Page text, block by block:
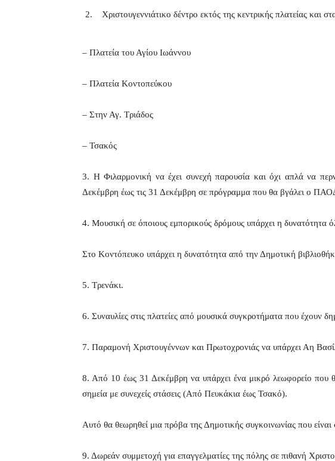
Χριστουγεννιάτικο δέντρο εκτός της κεντρικής πλατείας και
– Πλατεία του Αγίου Ιωάννου
– Πλατεία Κοντοπεύκου
– Στην Αγ. Τριάδος
– Τσακός
3. Η Φιλαρμονική να έχει συνεχή παρουσία και όχι απλά να
Δεκέμβρη έως τις 31 Δεκέμβρη σε πρόγραμμα που θα βγάλει ο
4. Μουσική σε όποιους εμπορικούς δρόμους υπάρχει η
Στο Κοντόπευκο υπάρχει η δυνατότητα από την Δημοτική
5. Τρενάκι.
6. Συναυλίες στις πλατείες από μουσικά συγκροτήματα που έχουν
7. Παραμονή Χριστουγέννων και Πρωτοχρονιάς να υπάρχει Αη
8. Από 10 έως 31 Δεκέμβρη να υπάρχει ένα μικρό λεωφορείο που
σημεία με συνεχείς στάσεις (Από Πευκάκια έως Τσακό).
Αυτό θα θεωρηθεί μια πρόβα της Δημοτικής συγκοινωνίας που
9. Δωρεάν συμμετοχή για επαγγελματίες της πόλης σε πιθανή